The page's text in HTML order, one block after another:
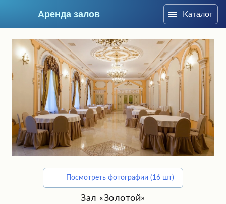
Аренда залов
Подберите мне зал
Каталог
Посмотреть фотографии (16 шт)
Зал «Золотой»